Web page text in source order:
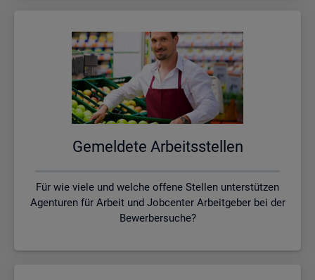
Ge­mel­de­te Ar­beits­stel­len
Für wie viele und welche offene Stellen unterstützen
Agenturen für Arbeit und Jobcenter Arbeitgeber bei der
Bewerbersuche?